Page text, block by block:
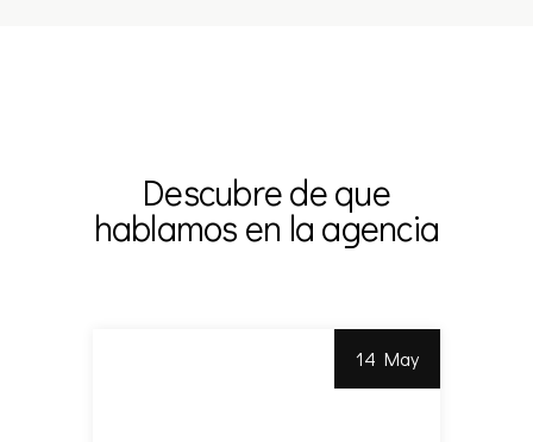
Descubre de que
hablamos en la agencia
14 May